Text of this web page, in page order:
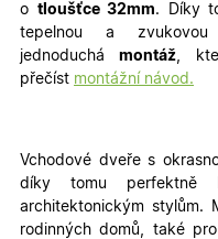
o tloušťce 32mm. Díky
tepelnou a
jednoduchámontáž,
přečíst montážní návod.
Vchodové dveře s
díky tomu perfektně
architektonickým stylům.
rodinných domů, také